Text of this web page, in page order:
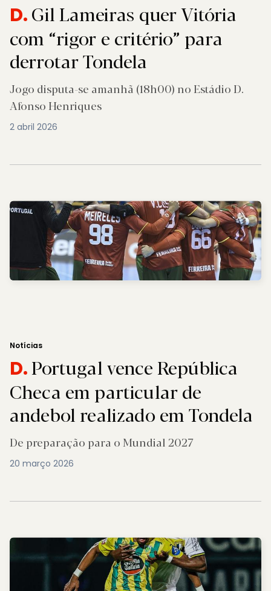
D.Gil Lameiras quer Vitória
com “rigor e critério” para
derrotar Tondela
Jogo disputa-se amanhã (18h00) no Estádio D.
Afonso Henriques
2 abril 2026
Notícias
D.Portugal vence República
Checa em particular de
andebol realizado em Tondela
De preparação para o Mundial 2027
20 março 2026